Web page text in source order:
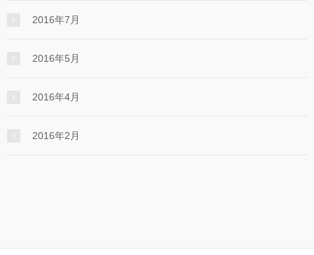
2016年7月
2016年5月
2016年4月
2016年2月